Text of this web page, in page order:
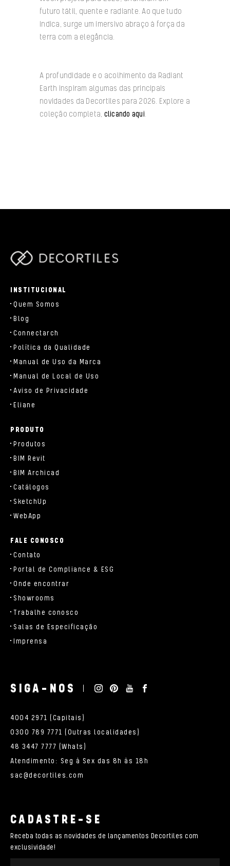
futuro tátil, quente e radiante. Ao que tudo
indica, surge um imersivo abraço à força da
terra com a elegância.
A profundidade e o acolhimento da Radiant
Earth inspiram algumas das principais
novidades da Decortiles para 2026. Explore a
coleção completa, clicando aqui.
INSTITUCIONAL
Quem Somos
Blog
Connectarch
Política da Qualidade
Manual de Uso da Marca
Manual de Local de Uso
Aviso de Privacidade
Eliane
PRODUTO
Produtos
BIM Revit
BIM Archicad
Catálogos
SketchUp
WebApp
FALE CONOSCO
Contato
Portal de Compliance & ESG
Onde encontrar
Showrooms
Trabalhe conosco
Salas de Especificação
Imprensa
SIGA-NOS
4004 2971 (Capitais)
0300 789 7771 (Outras localidades)
48 3447 7777 (Whats)
Atendimento: Seg à Sex das 8h às 18h
sac@decortiles.com
CADASTRE-SE
Receba todas as novidades de lançamentos Decortiles com
exclusividade!